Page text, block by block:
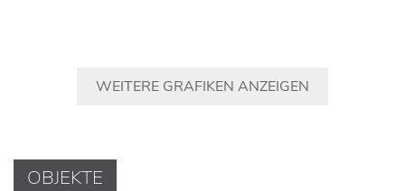
WEITERE GRAFIKEN ANZEIGEN
OBJEKTE